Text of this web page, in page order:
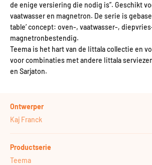
de enige versiering die nodig is”. Geschikt
vaatwasser en magnetron. De serie is
table’ concept: oven-, vaatwasser-,
magnetronbestendig.
Teema is het hart van de Iittala collectie en
voor combinaties met andere Iittala
en Sarjaton.
Ontwerper
Kaj Franck
Productserie
Teema